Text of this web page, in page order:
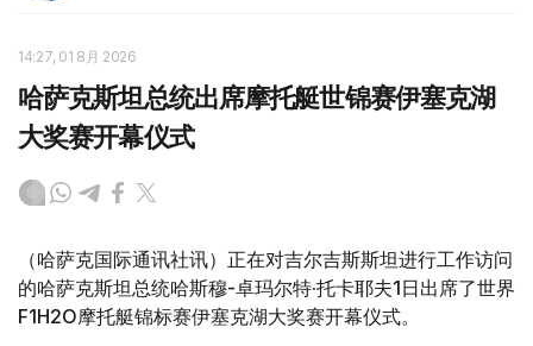
14:27, 01 8月 2026
哈萨克斯坦总统出席摩托艇世锦赛伊塞克湖
大奖赛开幕仪式
（哈萨克国际通讯社讯）正在对吉尔吉斯斯坦进行工作访问
的哈萨克斯坦总统哈斯穆-卓玛尔特·托卡耶夫1日出席了世界
F1H2O摩托艇锦标赛伊塞克湖大奖赛开幕仪式。